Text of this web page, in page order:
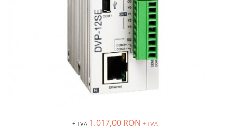
Router si switch-uri industriale
Senzori magnetici-rezistivi
Senzori ultrasonici
Butoane si accesorii
+ TVA 1.017,00 RON + TVA